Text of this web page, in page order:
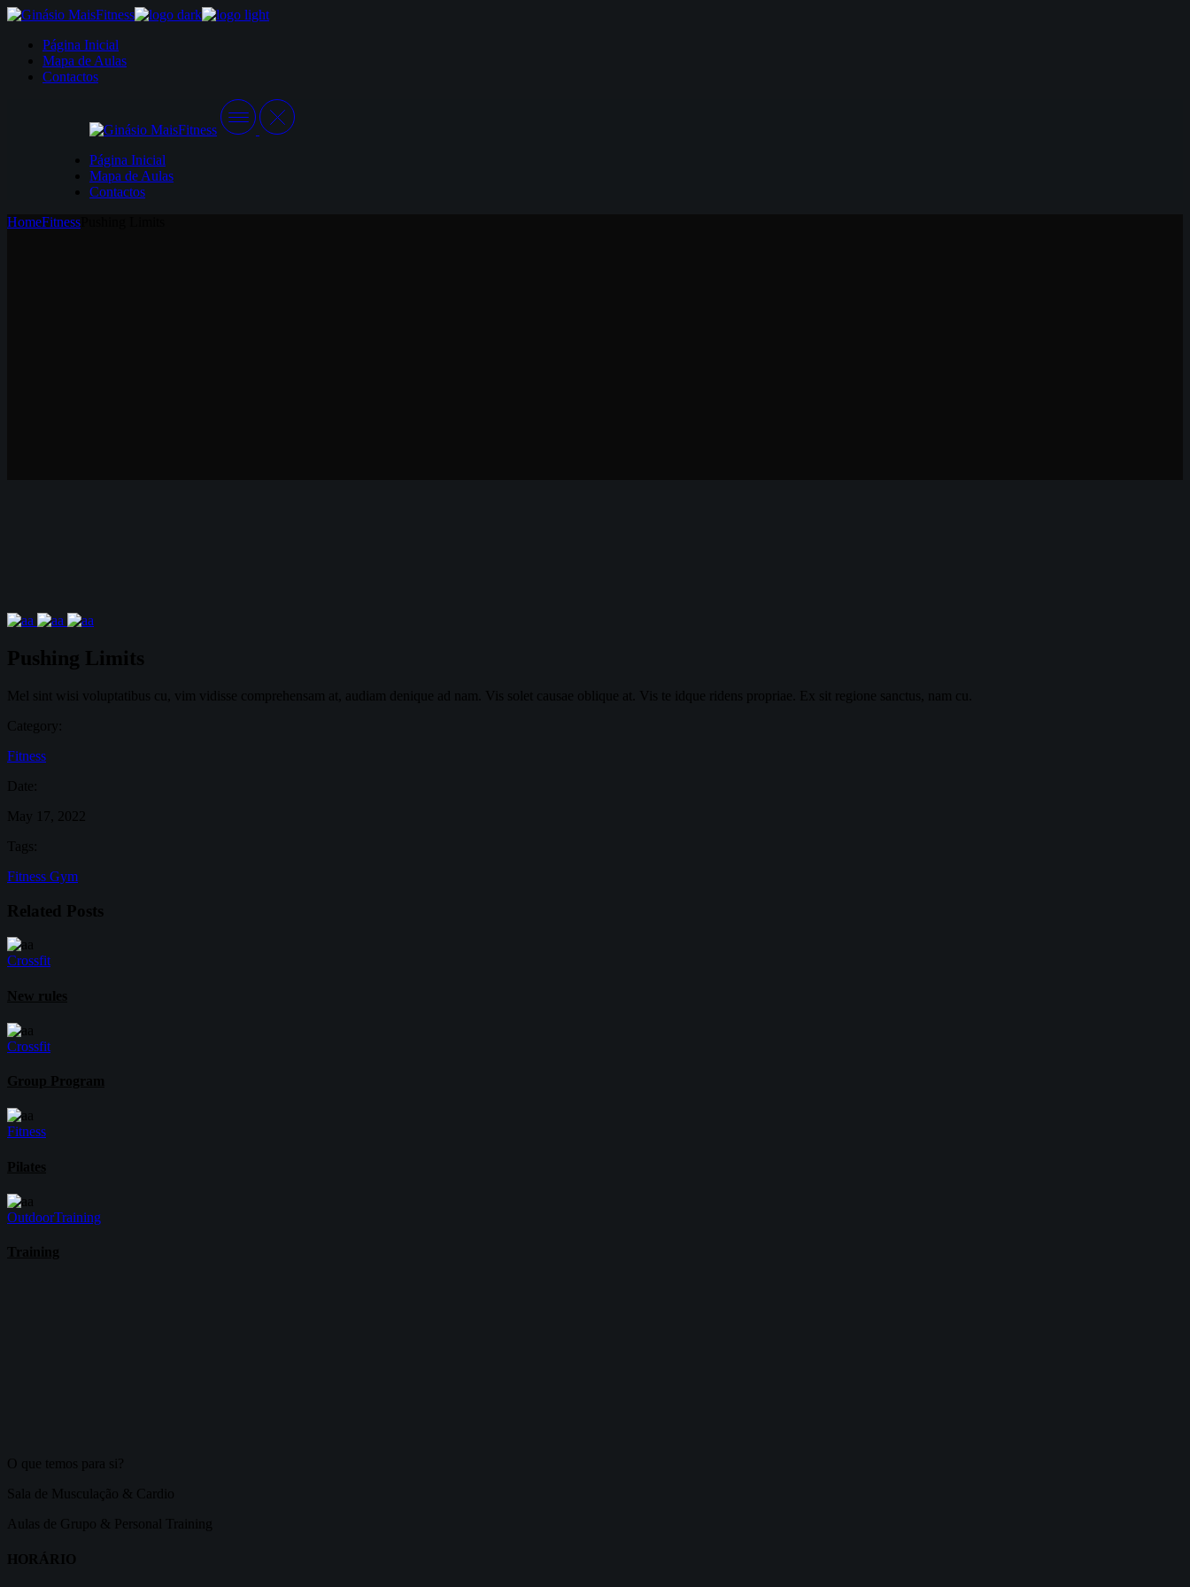
Skip
content
Página Inicial
Mapa de Aulas
Contactos
Página Inicial
Mapa de Aulas
Contactos
HomeFitness
Pushing Limits
Mel sint wisi voluptatibus cu, vim vidisse comprehensam at, audiam denique ad nam. Vis solet causae oblique at. Vis te idque ridens propriae. Ex sit regione sanctus, nam cu.
Category:
Fitness
Date:
May 17, 2022
Tags:
Fitness Gym
Related Posts
Crossfit
New rules
Crossfit
Group Program
Fitness
Pilates
OutdoorTraining
Training
O que temos para si?
Sala de Musculação & Cardio
Aulas de Grupo & Personal Training
HORÁRIO